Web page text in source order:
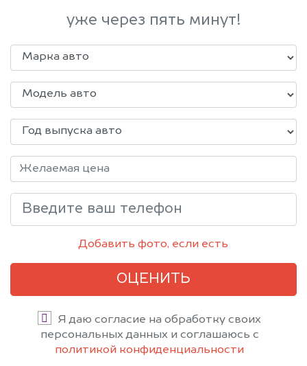
уже через пять минут!
Добавить фото, если есть
ОЦЕНИТЬ
Я даю согласие на обработку своих
персональных данных и соглашаюсь с
политикой конфиденциальности